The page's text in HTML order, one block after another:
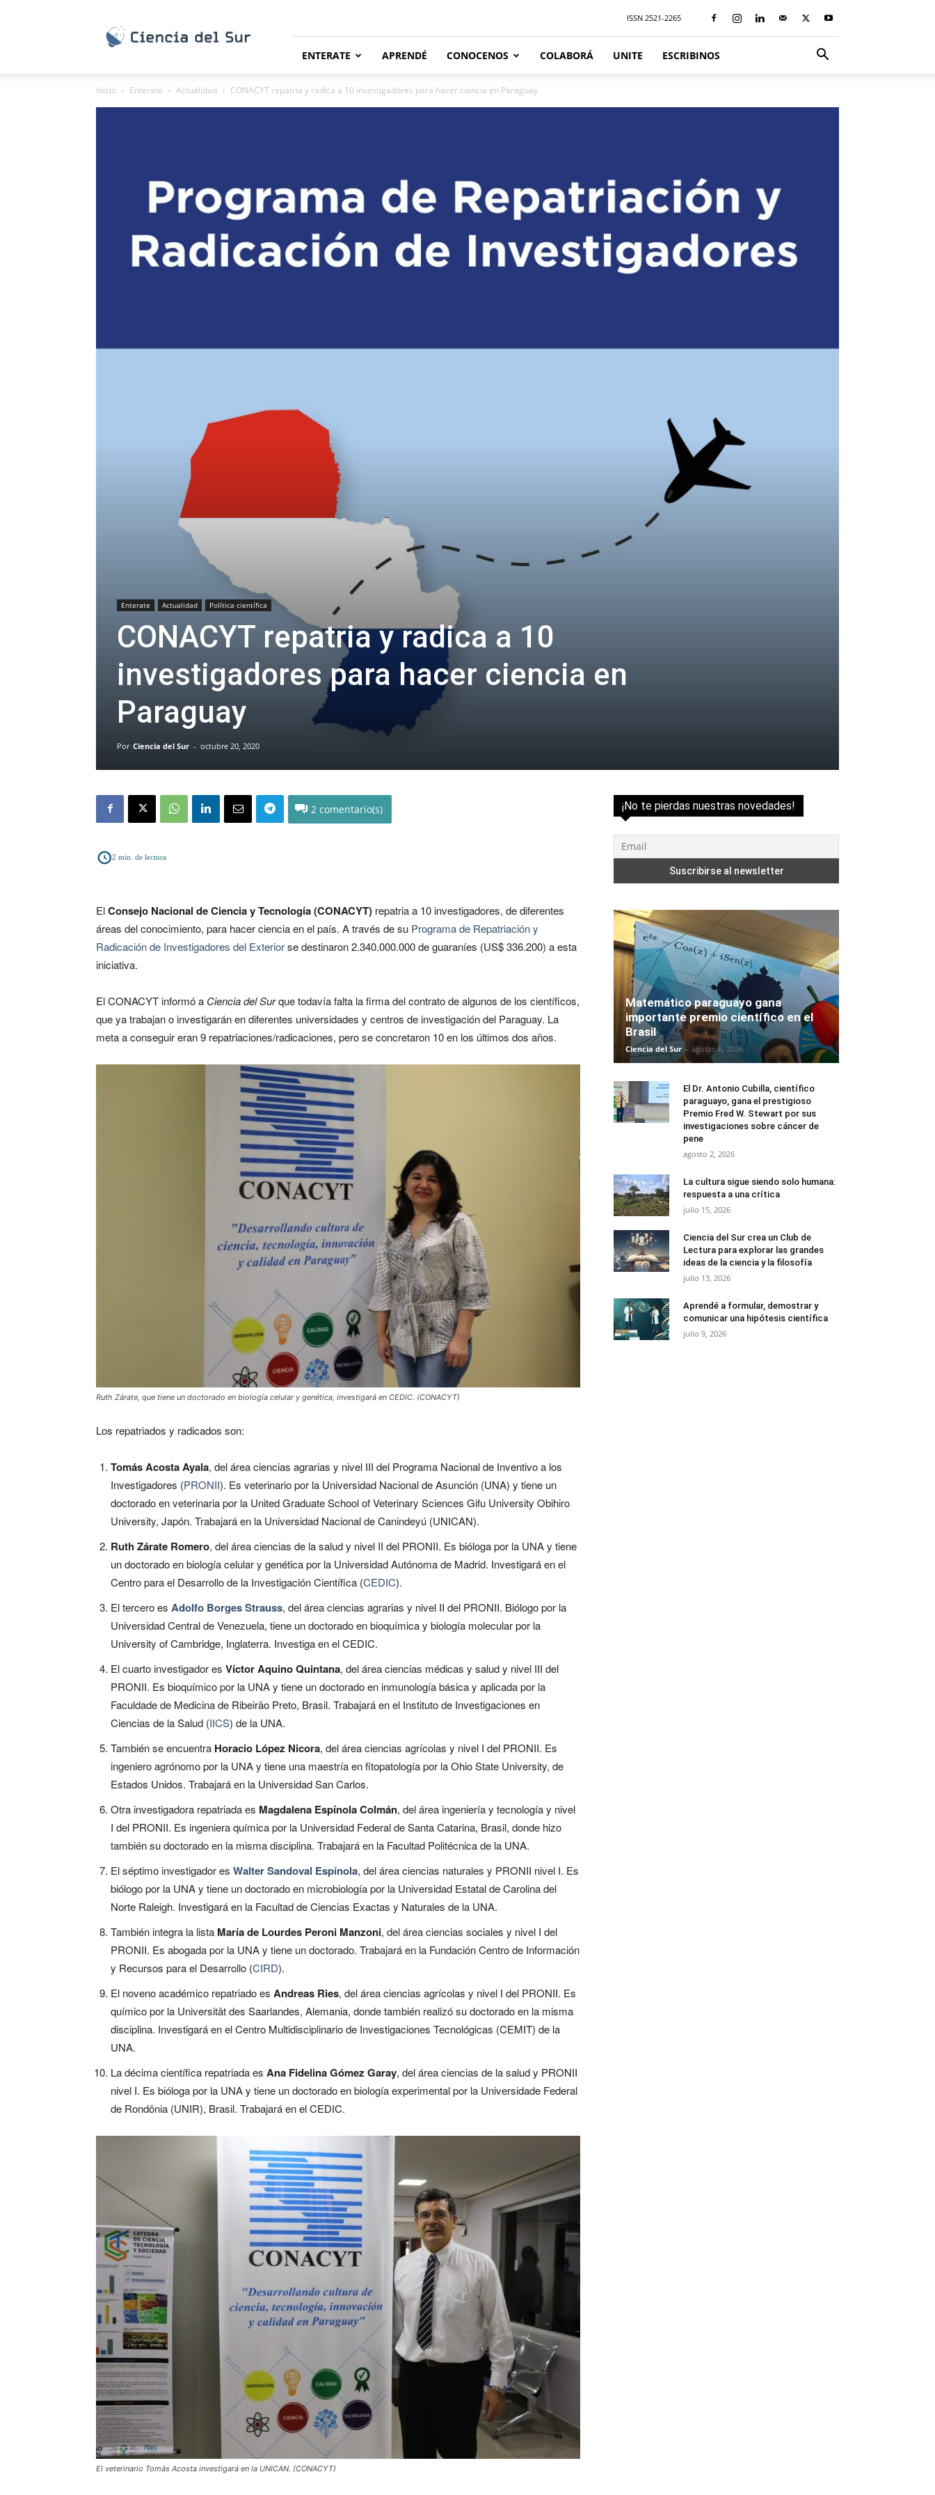
Sur
ISSN 2521-2265
ENTERATE APRENDÉ CONOCENOS COLABORÁ UNITE ESCRIBINOS
Inicio Enterate Actualidad CONACYT repatria y radica a 10 investigadores para hacer ciencia en Paraguay
Enterate Actualidad Política científica
CONACYT repatria y radica a 10
investigadores para hacer ciencia en
Paraguay
Por Ciencia del Sur - octubre 20, 2020
2
2 min. de lectura
ElConsejo Nacional de Ciencia y Tecnología (CONACYT) repatria a 10 investigadores, de diferentes
áreas del conocimiento, para hacer ciencia en el país. A través de su Programa de Repatriación y
Radicación de Investigadores del Exteriorse destinaron 2.340.000.000 de guaraníes (US$ 336.200) a esta
iniciativa.
El CONACYT informó a Ciencia del Surque todavía falta la firma del contrato de algunos de los científicos,
que ya trabajan o investigarán en diferentes universidades y centros de investigación del Paraguay. La
meta a conseguir eran 9 repatriaciones/radicaciones, pero se concretaron 10 en los últimos dos años.
Ruth Zárate, que tiene un doctorado en biología celular y genética, investigará en CEDIC. (CONACYT)
Los repatriados y radicados son:
Tomás Acosta Ayala, del área ciencias agrarias y nivel III del Programa Nacional de Inventivo a los
Investigadores (PRONII). Es veterinario por la Universidad Nacional de Asunción (UNA) y tiene un
doctorado en veterinaria por la United Graduate School of Veterinary Sciences Gifu University Obihiro
University, Japón. Trabajará en la Universidad Nacional de Canindeyú (UNICAN).
Ruth Zárate Romero, del área ciencias de la salud y nivel II del PRONII. Es bióloga por la UNA y tiene
un doctorado en biología celular y genética por la Universidad Autónoma de Madrid. Investigará en el
Centro para el Desarrollo de la Investigación Científica (CEDIC).
El tercero es Adolfo Borges Strauss, del área ciencias agrarias y nivel II del PRONII. Biólogo por la
Universidad Central de Venezuela, tiene un doctorado en bioquímica y biología molecular por la
University of Cambridge, Inglaterra. Investiga en el CEDIC.
El cuarto investigador es Víctor Aquino Quintana, del área ciencias médicas y salud y nivel III del
PRONII. Es bioquímico por la UNA y tiene un doctorado en inmunología básica y aplicada por la
Faculdade de Medicina de Ribeirão Preto, Brasil. Trabajará en el Instituto de Investigaciones en
Ciencias de la Salud (IICS) de la UNA.
También se encuentra Horacio López Nicora, del área ciencias agrícolas y nivel I del PRONII. Es
ingeniero agrónomo por la UNA y tiene una maestría en fitopatología por la Ohio State University, de
Estados Unidos. Trabajará en la Universidad San Carlos.
Otra investigadora repatriada es Magdalena Espínola Colmán, del área ingeniería y tecnología y nivel
I del PRONII. Es ingeniera química por la Universidad Federal de Santa Catarina, Brasil, donde hizo
también su doctorado en la misma disciplina. Trabajará en la Facultad Politécnica de la UNA.
El séptimo investigador es Walter Sandoval Espínola, del área ciencias naturales y PRONII nivel I. Es
biólogo por la UNA y tiene un doctorado en microbiología por la Universidad Estatal de Carolina del
Norte Raleigh. Investigará en la Facultad de Ciencias Exactas y Naturales de la UNA.
También integra la lista María de Lourdes Peroni Manzoni, del área ciencias sociales y nivel I del
PRONII. Es abogada por la UNA y tiene un doctorado. Trabajará en la Fundación Centro de Información
y Recursos para el Desarrollo (CIRD).
El noveno académico repatriado es Andreas Ries, del área ciencias agrícolas y nivel I del PRONII. Es
químico por la Universität des Saarlandes, Alemania, donde también realizó su doctorado en la misma
disciplina. Investigará en el Centro Multidisciplinario de Investigaciones Tecnológicas (CEMIT) de la
UNA.
La décima científica repatriada es Ana Fidelina Gómez Garay, del área ciencias de la salud y PRONII
nivel I. Es bióloga por la UNA y tiene un doctorado en biología experimental por la Universidade Federal
de Rondônia (UNIR), Brasil. Trabajará en el CEDIC.
El veterinario Tomás Acosta investigará en la UNICAN. (CONACYT)
¡No te pierdas nuestras novedades!
Matemático paraguayo gana
importante premio científico en el
Brasil
Ciencia del Sur - agosto 6, 2026
El Dr. Antonio Cubilla, científico
paraguayo, gana el prestigioso
Premio Fred W. Stewart por sus
investigaciones sobre cáncer de
pene
agosto 2, 2026
La cultura sigue siendo solo humana:
respuesta a una crítica
julio 15, 2026
Ciencia del Sur crea un Club de
Lectura para explorar las grandes
ideas de la ciencia y la filosofía
julio 13, 2026
Aprendé a formular, demostrar y
comunicar una hipótesis científica
julio 9, 2026